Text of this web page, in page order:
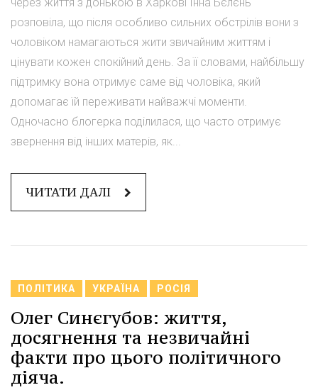
через життя з донькою в Харкові Інна Бєлєнь
розповіла, що після особливо сильних обстрілів вони з
чоловіком намагаються жити звичайним життям і
цінувати кожен спокійний день. За її словами, найбільшу
підтримку вона отримує саме від чоловіка, який
допомагає їй переживати найважчі моменти.
Одночасно блогерка поділилася, що часто отримує
звернення від інших матерів, як...
ЧИТАТИ ДАЛІ
ПОЛІТИКА УКРАЇНА РОСІЯ
Олег Синєгубов: життя,
досягнення та незвичайні
факти про цього політичного
діяча.